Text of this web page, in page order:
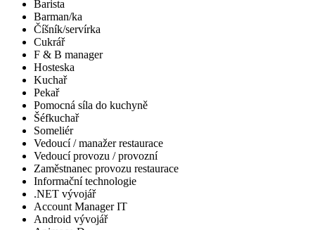
Barista
Barman/ka
Číšník/servírka
Cukrář
F & B manager
Hosteska
Kuchař
Pekař
Pomocná síla do kuchyně
Šéfkuchař
Someliér
Vedoucí / manažer restaurace
Vedoucí provozu / provozní
Zaměstnanec provozu restaurace
Informační technologie
.NET vývojář
Account Manager IT
Android vývojář